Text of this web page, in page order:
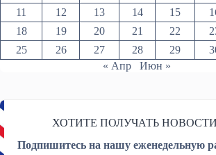
11
12 13 14 15
18
19 20 21 22
25
26 27 28 29
« Апр
Июн »
ХОТИТЕ ПОЛУЧАТЬ
Подпишитесь на нашу еженедельную